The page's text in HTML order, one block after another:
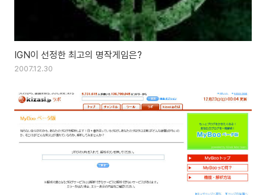
IGN이 선정한 최고의 명작게임은?
2007.12.30